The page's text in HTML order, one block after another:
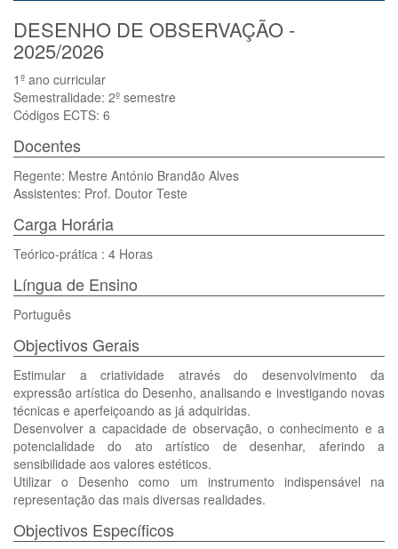
DESENHO DE OBSERVAÇÃO -
2025/2026
1º ano curricular
Semestralidade: 2º semestre
Códigos ECTS: 6
Docentes
Regente: Mestre António Brandão Alves
Assistentes: Prof. Doutor Teste
Carga Horária
Teórico-prática : 4 Horas
Língua de Ensino
Português
Objectivos Gerais
Estimular a criatividade através do desenvolvimento da
expressão artística do Desenho, analisando e investigando novas
técnicas e aperfeiçoando as já adquiridas.
Desenvolver a capacidade de observação, o conhecimento e a
potencialidade do ato artístico de desenhar, aferindo a
sensibilidade aos valores estéticos.
Utilizar o Desenho como um instrumento indispensável na
representação das mais diversas realidades.
Objectivos Específicos